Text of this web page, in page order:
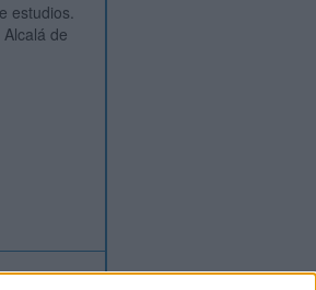
estudios.
de
comentarios